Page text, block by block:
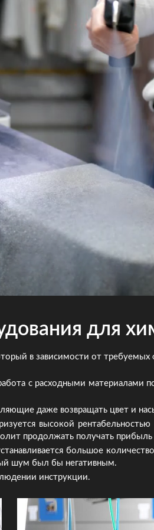
для
в зависимости от
с расходными материалами
даже возвращать цвет и
высокой
продолжать получать
большое
шум был бы негативным.
инструкции.